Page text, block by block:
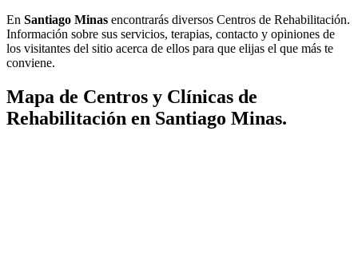
En Santiago Minas encontrarás diversos Centros de Rehabilitación.
Información sobre sus servicios, terapias, contacto y opiniones de
los visitantes del sitio acerca de ellos para que elijas el que más te
conviene.
Mapa de Centros y Clínicas de
Rehabilitación en Santiago Minas.